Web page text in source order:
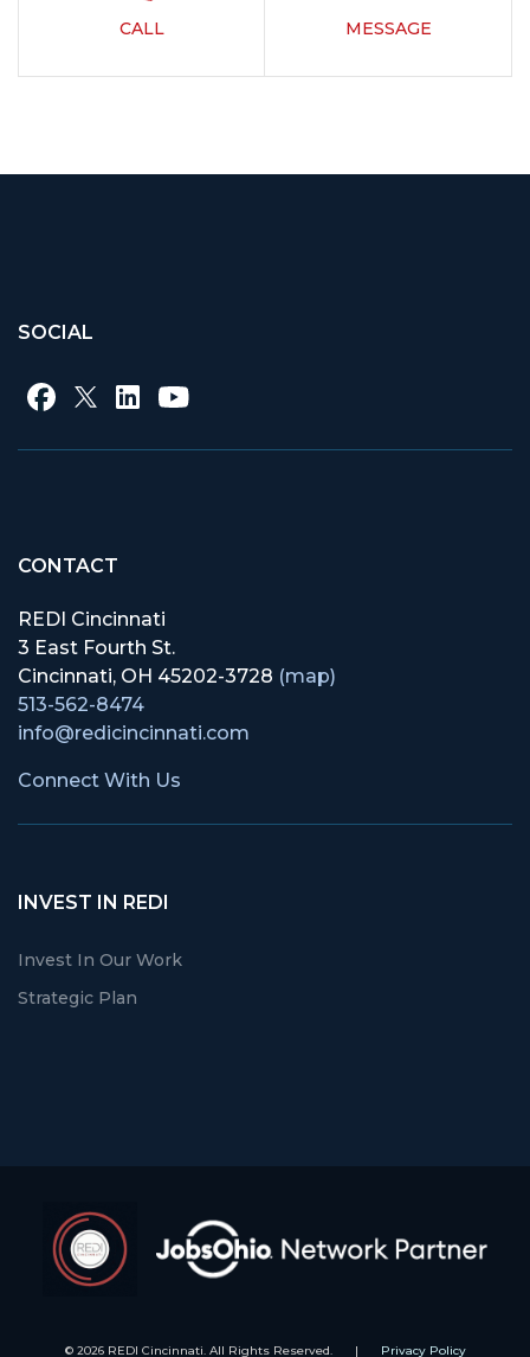
CALL MESSAGE
SOCIAL
CONTACT
REDI Cincinnati
3 East Fourth St.
Cincinnati, OH 45202-3728 (map)
513-562-8474
info@redicincinnati.com
Connect With Us
INVEST IN REDI
Invest In Our Work
Strategic Plan
© 2026 REDI Cincinnati. All Rights Reserved. | Privacy Policy